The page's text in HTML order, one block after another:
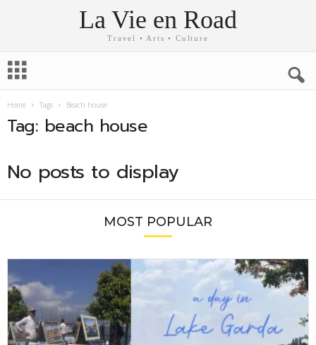
La Vie en Road
Travel • Arts • Culture
Home Tags Beach house
Tag: beach house
No posts to display
MOST POPULAR